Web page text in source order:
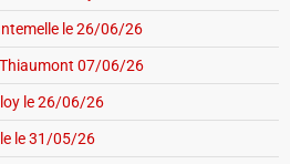
le 26/06/26
Thiaumont 07/06/26
le 26/06/26
le 31/05/26